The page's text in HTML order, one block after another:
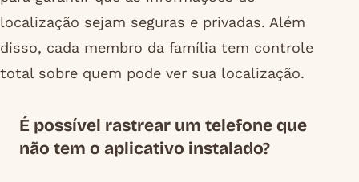
localização sejam seguras e privadas. Além
disso, cada membro da família tem controle
total sobre quem pode ver sua localização.
É possível rastrear um telefone que
não tem o aplicativo instalado?